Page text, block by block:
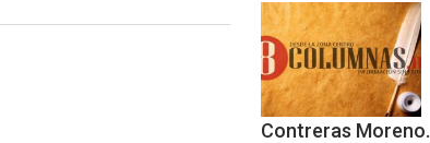
Contreras Moreno.